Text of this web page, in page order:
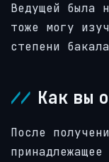
Ведущей была
тоже могу
степени
Как вы
После